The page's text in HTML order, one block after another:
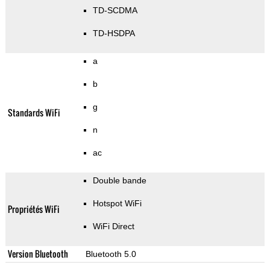
TD-SCDMA
TD-HSDPA
Standards WiFi
a
b
g
n
ac
Propriétés WiFi
Double bande
Hotspot WiFi
WiFi Direct
Version Bluetooth Bluetooth 5.0